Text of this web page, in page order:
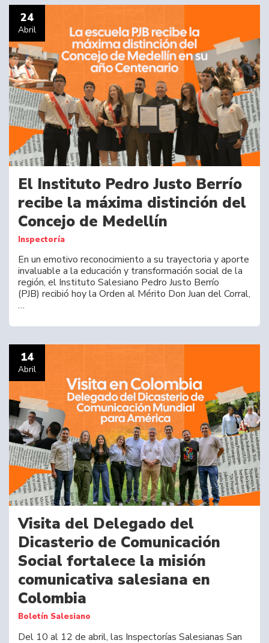
24
Abril
El Instituto Pedro Justo Berrío
recibe la máxima distinción del
Concejo de Medellín
Inspectoría
En un emotivo reconocimiento a su trayectoria y aporte
invaluable a la educación y transformación social de la
región, el Instituto Salesiano Pedro Justo Berrío
(PJB) recibió hoy la Orden al Mérito Don Juan del Corral,
…
14
Abril
Visita del Delegado del
Dicasterio de Comunicación
Social fortalece la misión
comunicativa salesiana en
Colombia
Boletín Salesiano
Del 10 al 12 de abril, las Inspectorías Salesianas San